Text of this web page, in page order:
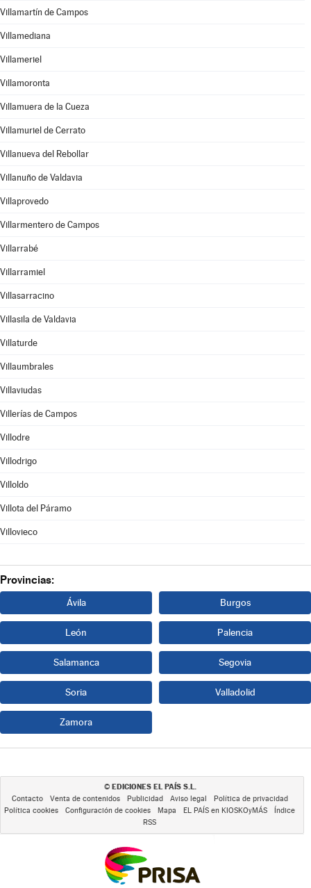
Villamartín de Campos
Villamediana
Villameriel
Villamoronta
Villamuera de la Cueza
Villamuriel de Cerrato
Villanueva del Rebollar
Villanuño de Valdavia
Villaprovedo
Villarmentero de Campos
Villarrabé
Villarramiel
Villasarracino
Villasila de Valdavia
Villaturde
Villaumbrales
Villaviudas
Villerías de Campos
Villodre
Villodrigo
Villoldo
Villota del Páramo
Villovieco
Provincias:
Ávila Burgos
León Palencia
Salamanca Segovia
Soria Valladolid
Zamora
© EDICIONES EL PAÍS S.L.
Contacto Venta de contenidos Publicidad Aviso legal
Política de privacidad
Política cookies
Configuración de cookies Mapa EL PAÍS en KIOSKOyMÁS
Índice
RSS